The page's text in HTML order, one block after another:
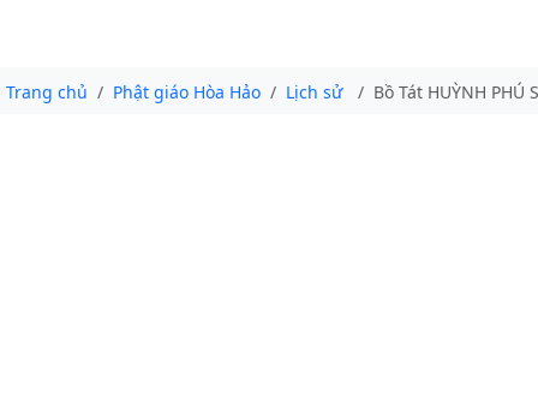
Trang chủ Phật giáo Hòa Hảo Lịch sử Bồ Tát HUỲNH